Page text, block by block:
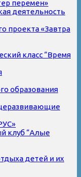
перемен»
деятельность
проекта «Завтра
класс “Время
образования
клуб “Алые
детей и их